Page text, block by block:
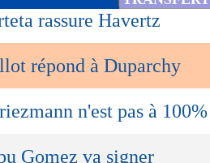
rassure Havertz
répond à Duparchy
n'est pas à 100%
Gomez va signer